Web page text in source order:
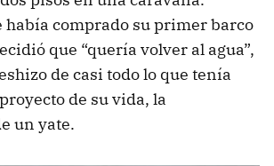
comprado su primer barco
que “quería volver al agua”,
de casi todo lo que tenía
de su vida, la
un yate.